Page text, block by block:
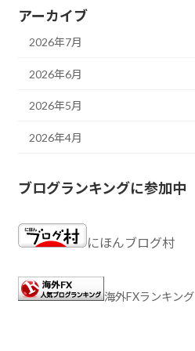
アーカイブ
2026年7月
2026年6月
2026年5月
2026年4月
ブログランキングに参加中
にほんブログ村
海外FXランキング